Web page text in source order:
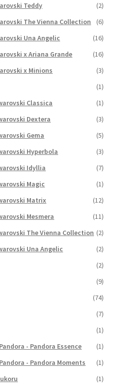
Teddy
(2)
The Vienna Collection
(6)
Una Angelic
(16)
x Ariana Grande
(16)
x Minions
(3)
(1)
Classica
(1)
Dextera
(3)
Gema
(5)
Hyperbola
(3)
Idyllia
(7)
Magic
(1)
Matrix
(12)
Mesmera
(11)
The Vienna Collection (2)
Una Angelic
(2)
(2)
(9)
(74)
(7)
(1)
- Pandora Essence
(1)
- Pandora Moments
(1)
(1)